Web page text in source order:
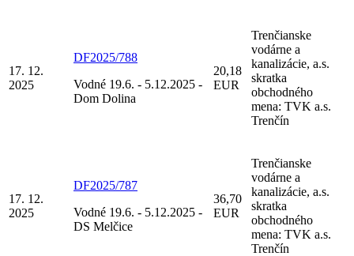
17. 12.
2025
DF2025/788
Vodné 19.6. - 5.12.2025 -
Dom Dolina
20,18
EUR
Trenčianske
vodárne a
kanalizácie, a.s.
skratka
obchodného
mena: TVK a.s.
Trenčín
17. 12.
2025
DF2025/787
Vodné 19.6. - 5.12.2025 -
DS Melčice
36,70
EUR
Trenčianske
vodárne a
kanalizácie, a.s.
skratka
obchodného
mena: TVK a.s.
Trenčín